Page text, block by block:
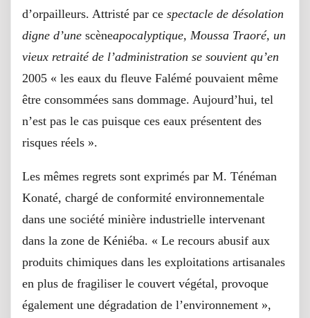
d’orpailleurs. Attristé par ce spectacle de désolation
digne d’une scèneapocalyptique, Moussa Traoré, un
vieux retraité de l’administration se souvient qu’en
2005 « les eaux du fleuve Falémé pouvaient même
être consommées sans dommage. Aujourd’hui, tel
n’est pas le cas puisque ces eaux présentent des
risques réels ».
Les mêmes regrets sont exprimés par M. Ténéman
Konaté, chargé de conformité environnementale
dans une société minière industrielle intervenant
dans la zone de Kéniéba. « Le recours abusif aux
produits chimiques dans les exploitations artisanales
en plus de fragiliser le couvert végétal, provoque
également une dégradation de l’environnement »,